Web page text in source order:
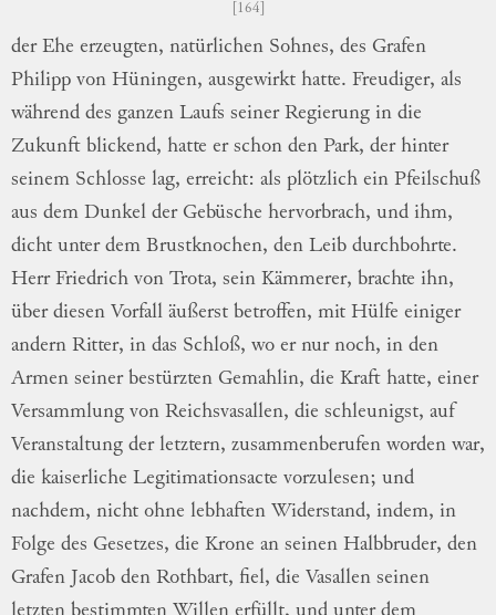
164
der Ehe erzeugten, natürlichen Sohnes, des Grafen
Philipp von Hüningen, ausgewirkt hatte. Freudiger, als
während des ganzen Laufs seiner Regierung in die
Zukunft blickend, hatte er schon den Park, der hinter
seinem Schlosse lag, erreicht: als plötzlich ein Pfeilschuß
aus dem Dunkel der Gebüsche hervorbrach, und ihm,
dicht unter dem Brustknochen, den Leib durchbohrte.
Herr Friedrich von Trota, sein Kämmerer, brachte ihn,
über diesen Vorfall äußerst betroffen, mit Hülfe einiger
andern Ritter, in das Schloß, wo er nur noch, in den
Armen seiner bestürzten Gemahlin, die Kraft hatte, einer
Versammlung von Reichsvasallen, die schleunigst, auf
Veranstaltung der letztern, zusammenberufen worden war,
die kaiserliche Legitimationsacte vorzulesen; und
nachdem, nicht ohne lebhaften Widerstand, indem, in
Folge des Gesetzes, die Krone an seinen Halbbruder, den
Grafen Jacob den Rothbart, fiel, die Vasallen seinen